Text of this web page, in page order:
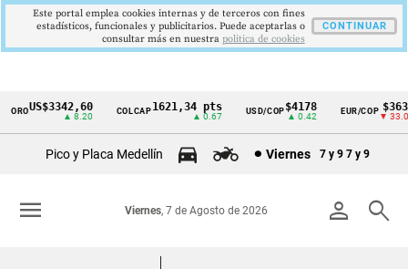
Cintillo
Colombia
US$3342,60
▲ 8.20
COLCAP1621,34 pts
▲ 0.67
USD/COP$4178
▲ 0.42
EUR/COP $3639
▼ 33.00
Pico y Placa Medellín Viernes 7 y 9 7 y 9
person search
Viernes, 7 de Agosto de 2026
menu
Este portal emplea cookies internas y de terceros con fines
estadísticos, funcionales y publicitarios. Puede aceptarlas o
consultar más en nuestra politica de cookies
CONTINUAR